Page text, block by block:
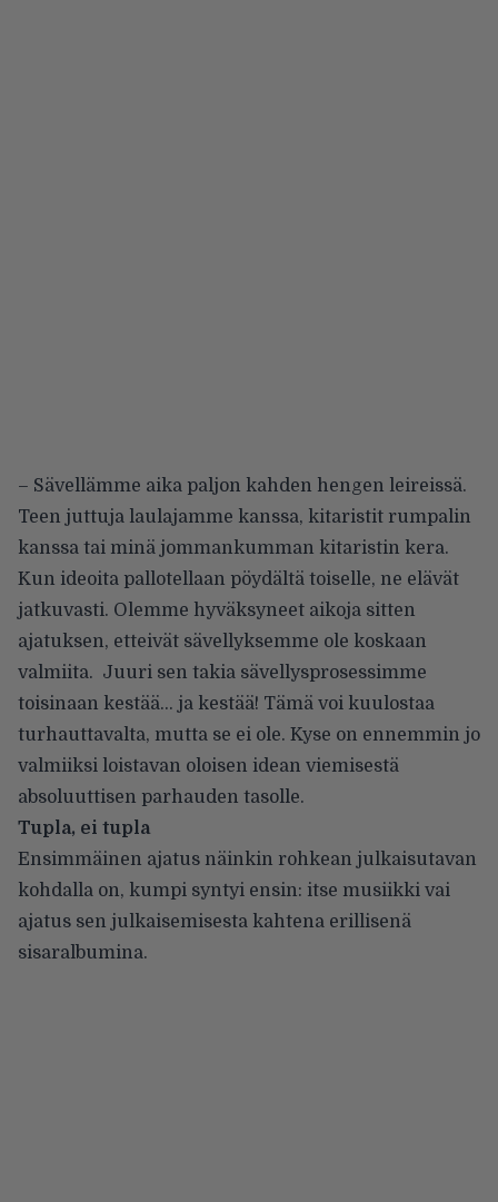
– Sävellämme aika paljon kahden hengen leireissä.
Teen juttuja laulajamme kanssa, kitaristit rumpalin
kanssa tai minä jommankumman kitaristin kera.
Kun ideoita pallotellaan pöydältä toiselle, ne elävät
jatkuvasti. Olemme hyväksyneet aikoja sitten
ajatuksen, etteivät sävellyksemme ole koskaan
valmiita. Juuri sen takia sävellysprosessimme
toisinaan kestää… ja kestää! Tämä voi kuulostaa
turhauttavalta, mutta se ei ole. Kyse on ennemmin jo
valmiiksi loistavan oloisen idean viemisestä
absoluuttisen parhauden tasolle.
Tupla, ei tupla
Ensimmäinen ajatus näinkin rohkean julkaisutavan
kohdalla on, kumpi syntyi ensin: itse musiikki vai
ajatus sen julkaisemisesta kahtena erillisenä
sisaralbumina.